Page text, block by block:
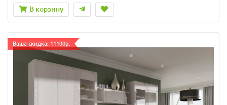
В корзину
Ваша скидка: 11100р.